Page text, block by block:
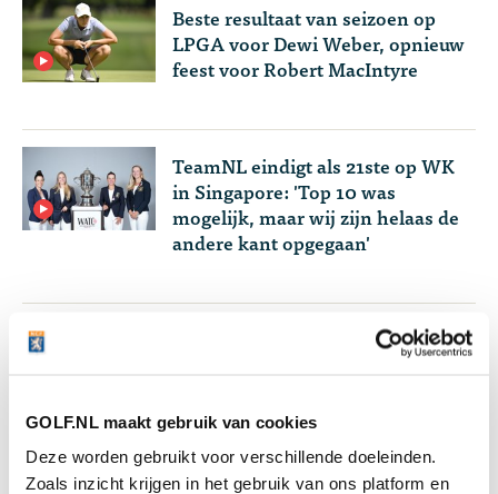
GOLF.NL maakt gebruik van cookies
Deze worden gebruikt voor verschillende doeleinden.
Zoals inzicht krijgen in het gebruik van ons platform en
Beste resultaat van seizoen op
LPGA voor Dewi Weber, opnieuw
feest voor Robert MacIntyre
TeamNL eindigt als 21ste op WK
in Singapore: 'Top 10 was
mogelijk, maar wij zijn helaas de
andere kant opgegaan'
Lees meer over
Topgolf PGA Tour